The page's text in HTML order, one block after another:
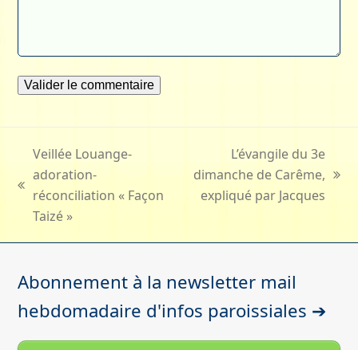
previous
post:
Veillée Louange-
adoration-
réconciliation « Façon
Taizé »
next
post:
L’évangile du 3e
dimanche de Carême,
expliqué par Jacques
Abonnement à la newsletter mail
hebdomadaire d'infos paroissiales ➔